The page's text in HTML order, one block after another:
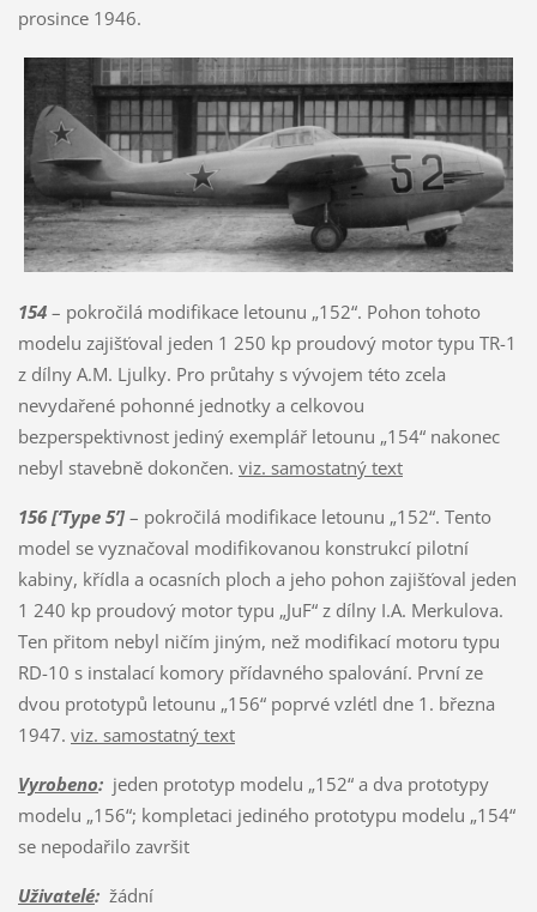
prosince 1946.
154– pokročilá modifikace letounu „152“. Pohon tohoto
modelu zajišťoval jeden 1 250 kp proudový motor typu TR-1
z dílny A.M. Ljulky. Pro průtahy s vývojem této zcela
nevydařené pohonné jednotky a celkovou
bezperspektivnost jediný exemplář letounu „154“ nakonec
nebyl stavebně dokončen. viz. samostatný text
156 [‘Type 5’]– pokročilá modifikace letounu „152“. Tento
model se vyznačoval modifikovanou konstrukcí pilotní
kabiny, křídla a ocasních ploch a jeho pohon zajišťoval jeden
1 240 kp proudový motor typu „JuF“ z dílny I.A. Merkulova.
Ten přitom nebyl ničím jiným, než modifikací motoru typu
RD-10 s instalací komory přídavného spalování. První ze
dvou prototypů letounu „156“ poprvé vzlétl dne 1. března
1947. viz. samostatný text
Vyrobeno:jeden prototyp modelu „152“ a dva prototypy
modelu „156“; kompletaci jediného prototypu modelu „154“
se nepodařilo završit
Uživatelé:žádní